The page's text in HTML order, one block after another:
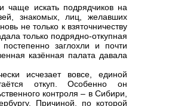
чаще искать подрядчиков на
знакомых, лиц, желавших
не только к взяточничеству
только подрядно-откупная
заглохли и почти
казённая палата давала
исчезает вовсе, единой
откуп. Особенно он
контроля – в Сибири,
Причиной, по которой